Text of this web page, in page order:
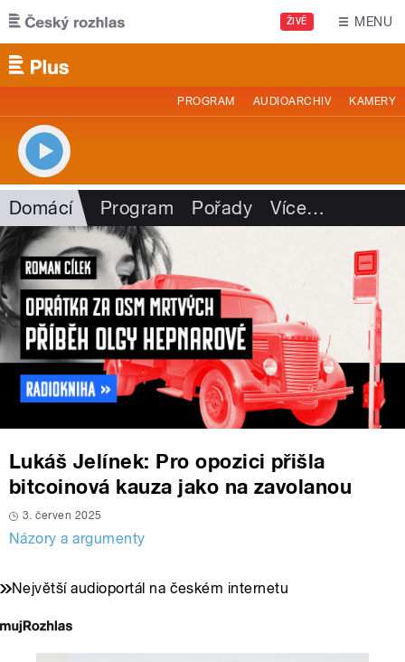
Přejít k hlavnímu obsahu
ŽIVĚ MENU
PROGRAM AUDIOARCHIV KAMERY
Domácí Program Pořady Více…
Lukáš Jelínek: Pro opozici přišla
bitcoinová kauza jako na zavolanou
3. červen 2025
Názory a argumenty
Největší audioportál na českém internetu